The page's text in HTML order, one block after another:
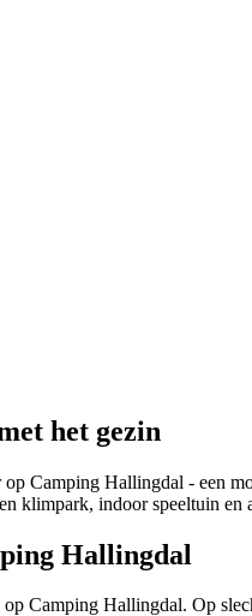
het gezin
Camping Hallingdal - een
klimpark, indoor speeltuin
Hallingdal
Camping Hallingdal. Op